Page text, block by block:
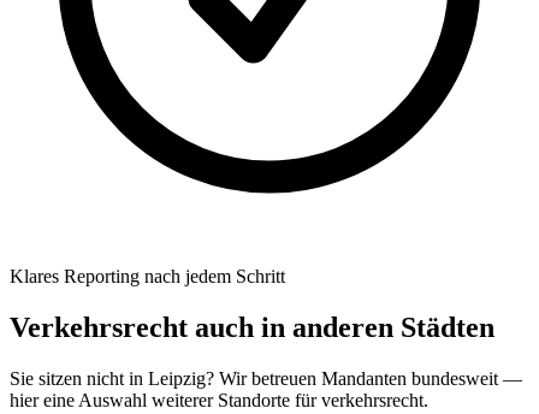
Klares Reporting nach jedem Schritt
Verkehrsrecht auch in anderen Städten
Sie sitzen nicht in Leipzig? Wir betreuen Mandanten bundesweit —
hier eine Auswahl weiterer Standorte fürverkehrsrecht.